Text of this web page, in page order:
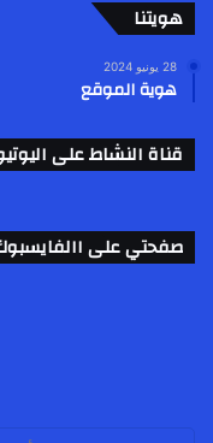
هويتنا
28 يونيو 2024
هوية الموقع
قناة النشاط على
صفحتي على